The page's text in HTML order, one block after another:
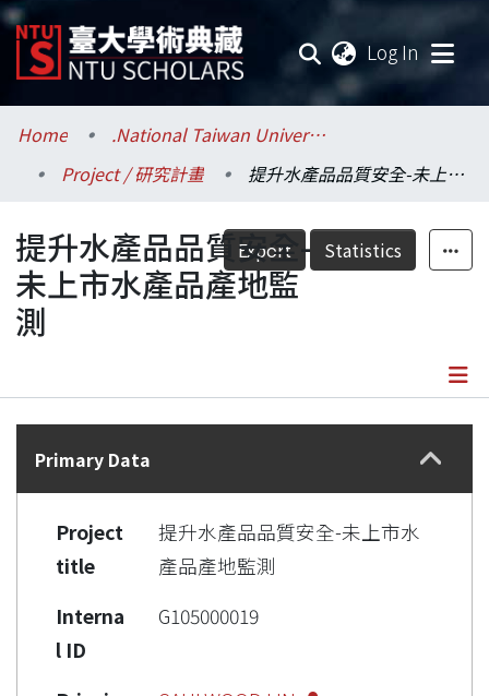
Log In
Communities & Collections
Research Outputs
Fundings & Projects
Researchers
Statistics
Home
.National Taiwan University / 國立臺灣大學
Project / 研究計畫
提升水產品品質安全-未上市水產品產地監測
Export Statistics
提升水產品品質安全-
未上市水產品產地監
測
Details
Primary Data
Project
title
提升水產品品質安全-未上市水
產品產地監測
Interna
l ID
G105000019